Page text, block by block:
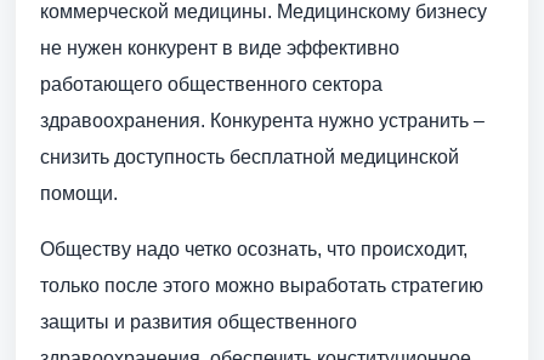
коммерческой медицины. Медицинскому бизнесу
не нужен конкурент в виде эффективно
работающего общественного сектора
здравоохранения. Конкурента нужно устранить –
снизить доступность бесплатной медицинской
помощи.
Обществу надо четко осознать, что происходит,
только после этого можно выработать стратегию
защиты и развития общественного